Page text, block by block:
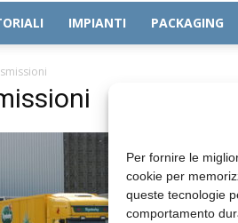
Per fornire le
cookie per
queste tecnologie
comportamento
IMPIANTI PACKAGING